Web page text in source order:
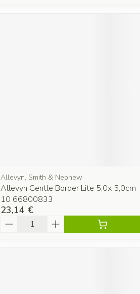
Allevyn, Smith & Nephew
Allevyn Gentle Border Lite 5,0x 5,0cm
10 66800833
23,14 €
Quantité